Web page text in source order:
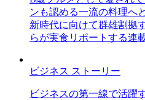
ンも認める一流の料理へ
新時代に向けて群雄割拠
らが実食リポートする連
ビジネス ストーリー
ビジネスの第一線で活躍